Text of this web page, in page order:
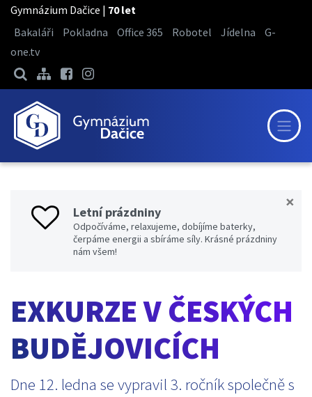
Gymnázium Dačice | 70 let
Bakaláři
Pokladna Office 365 Robotel Jídelna
G-
one.tv
×
Letní prázdniny
Odpočíváme, relaxujeme, dobíjíme baterky,
čerpáme energii a sbíráme síly. Krásné prázdniny
nám všem!
EXKURZE V ČESKÝCH
BUDĚJOVICÍCH
Dne 12. ledna se vypravil 3. ročník společně s